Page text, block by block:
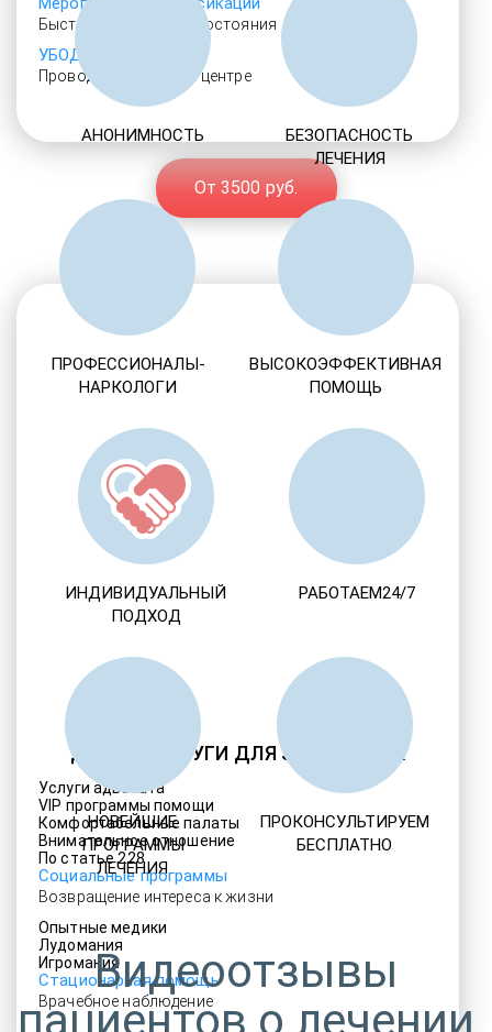
Быстрое облегчение состояния
УБОД
Проводится только в центре
От 3500 руб.
ДРУГИЕ УСЛУГИ ДЛЯ ЗАВИСИМЫХ
Услуги адвоката
VIP программы помощи
Комфортабельные палаты
Внимательное отношение
По статье 228
Социальные программы
Возвращение интереса к жизни
Опытные медики
Лудомания
Игромания
Стационарная помощь
Врачебное наблюдение
АНОНИМНОСТЬ
БЕЗОПАСНОСТЬ
ЛЕЧЕНИЯ
ПРОФЕССИОНАЛЫ-
НАРКОЛОГИ
ВЫСОКОЭФФЕКТИВНАЯ
ПОМОЩЬ
ИНДИВИДУАЛЬНЫЙ
ПОДХОД
РАБОТАЕМ24/7
НОВЕЙШИЕ
ПРОГРАММЫ
ЛЕЧЕНИЯ
ПРОКОНСУЛЬТИРУЕМ
БЕСПЛАТНО
Видеоотзывы
пациентов о лечении